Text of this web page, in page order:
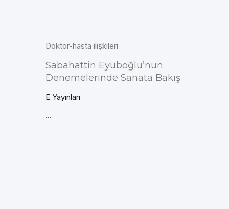
Doktor-hasta ilişkileri
Sabahattin Eyüboğlu’nun
Denemelerinde Sanata Bakış
E Yayınları
...